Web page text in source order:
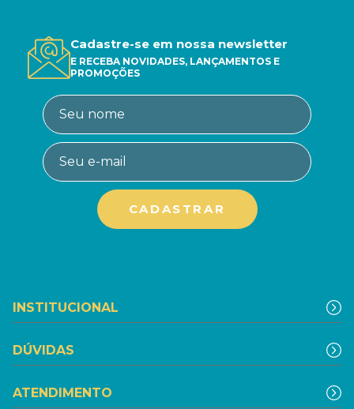
Cadastre-se em nossa newsletter
E RECEBA NOVIDADES, LANÇAMENTOS E
PROMOÇÕES
INSTITUCIONAL
DÚVIDAS
ATENDIMENTO